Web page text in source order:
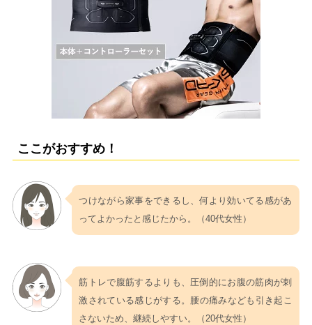
ここがおすすめ！
つけながら家事をできるし、何より効いてる感があ
ってよかったと感じたから。（40代女性）
筋トレで腹筋するよりも、圧倒的にお腹の筋肉が刺
激されている感じがする。腰の痛みなども引き起こ
さないため、継続しやすい。（20代女性）